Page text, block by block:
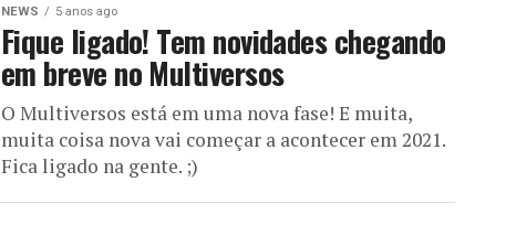
NEWS 5 anos ago
Fique ligado! Tem novidades chegando
em breve no Multiversos
O Multiversos está em uma nova fase! E muita,
muita coisa nova vai começar a acontecer em 2021.
Fica ligado na gente. ;)